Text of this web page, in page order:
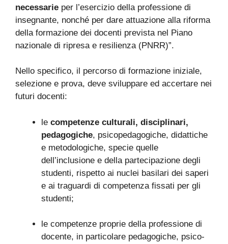
necessarie per l’esercizio della professione di
insegnante, nonché per dare attuazione alla riforma
della formazione dei docenti prevista nel Piano
nazionale di ripresa e resilienza (PNRR)”.
Nello specifico, il percorso di formazione iniziale,
selezione e prova, deve sviluppare ed accertare nei
futuri docenti:
le competenze culturali, disciplinari,
pedagogiche, psicopedagogiche, didattiche
e metodologiche, specie quelle
dell’inclusione e della partecipazione degli
studenti, rispetto ai nuclei basilari dei saperi
e ai traguardi di competenza fissati per gli
studenti;
le competenze proprie della professione di
docente, in particolare pedagogiche, psico-